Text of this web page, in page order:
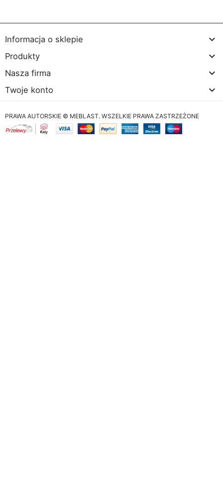
Informacja o sklepie 
Produkty 
Nasza firma 
Twoje konto 
PRAWA AUTORSKIE © MEBLAST. WSZELKIE PRAWA ZASTRZEŻONE